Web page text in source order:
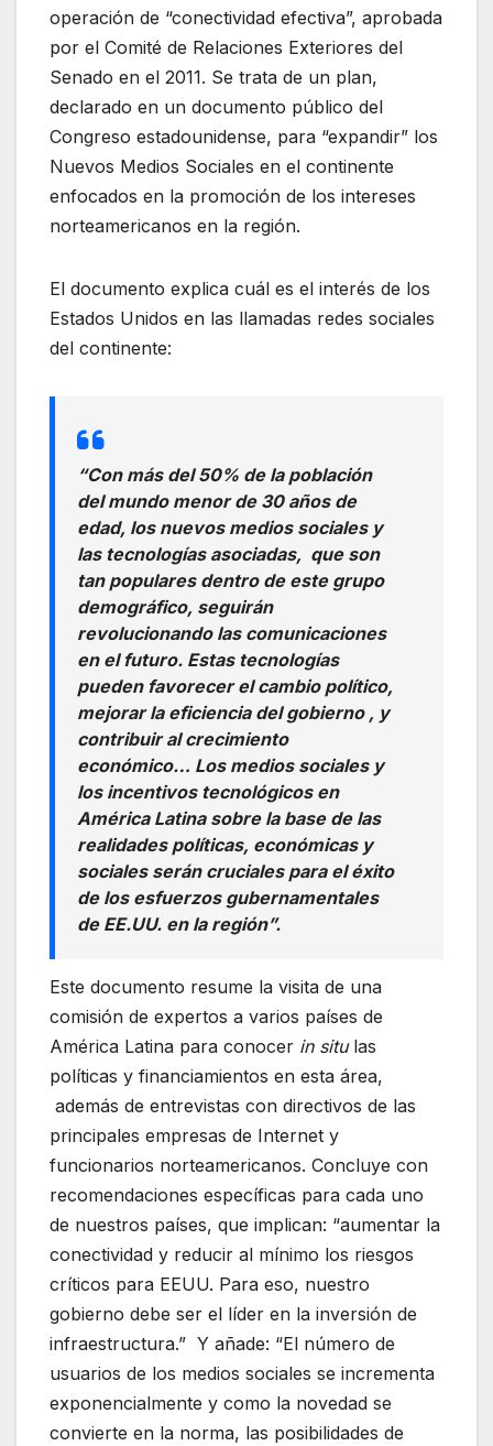
operación de “conectividad efectiva”, aprobada
por el Comité de Relaciones Exteriores del
Senado en el 2011. Se trata de un plan,
declarado en un documento público del
Congreso estadounidense, para “expandir” los
Nuevos Medios Sociales en el continente
enfocados en la promoción de los intereses
norteamericanos en la región.
El documento explica cuál es el interés de los
Estados Unidos en las llamadas redes sociales
del continente:
“Con más del 50% de la población
del mundo menor de 30 años de
edad, los nuevos medios sociales y
las tecnologías asociadas, que son
tan populares dentro de este grupo
demográfico, seguirán
revolucionando las comunicaciones
en el futuro. Estas tecnologías
pueden favorecer el cambio político,
mejorar la eficiencia del gobierno , y
contribuir al crecimiento
económico… Los medios sociales y
los incentivos tecnológicos en
América Latina sobre la base de las
realidades políticas, económicas y
sociales serán cruciales para el éxito
de los esfuerzos gubernamentales
de EE.UU. en la región”.
Este documento resume la visita de una
comisión de expertos a varios países de
América Latina para conocer in situlas
políticas y financiamientos en esta área,
además de entrevistas con directivos de las
principales empresas de Internet y
funcionarios norteamericanos. Concluye con
recomendaciones específicas para cada uno
de nuestros países, que implican: “aumentar la
conectividad y reducir al mínimo los riesgos
críticos para EEUU. Para eso, nuestro
gobierno debe ser el líder en la inversión de
infraestructura.” Y añade: “El número de
usuarios de los medios sociales se incrementa
exponencialmente y como la novedad se
convierte en la norma, las posibilidades de